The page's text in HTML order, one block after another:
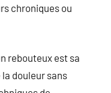
chroniques ou
rebouteux est sa
douleur sans